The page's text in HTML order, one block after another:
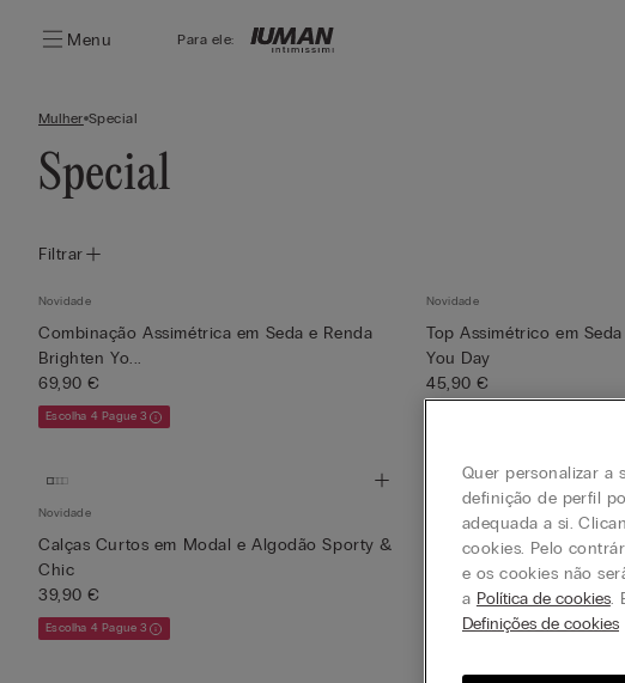
Menu Para ele:
Mulher Special
Special
Filtrar
Novidade
Combinação Assimétrica em Seda e Renda
Brighten Yo...
69,90 €
Escolha 4 Pague 3
Novidade
Top Assimétrico em
You Day
45,90 €
Novidade
Calças Curtos em Modal e Algodão Sporty &
Chic
39,90 €
Escolha 4 Pague 3
Soutien Balconette
39,90 €
Quer personalizar a
definição de perfil
adequada a si.
cookies. Pelo
e os cookies não
a Política de cookies.
Definições de cookies